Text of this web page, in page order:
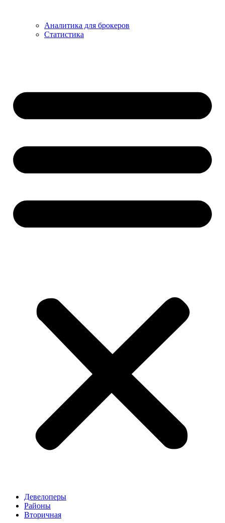
Аналитика для брокеров
Статистика
Девелоперы
Районы
Вторичная